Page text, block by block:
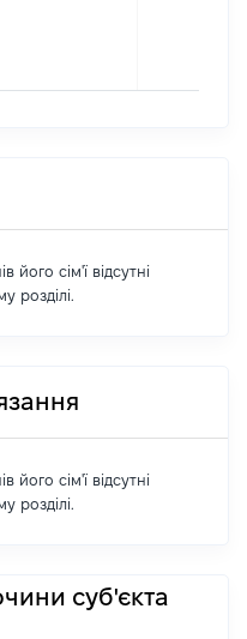
його сім'ї відсутні
розділі.
його сім'ї відсутні
розділі.
суб'єкта